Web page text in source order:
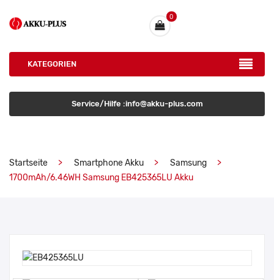
0
KATEGORIEN
Service/Hilfe :info@akku-plus.com
Startseite Smartphone Akku
Samsung
1700mAh/6.46WH Samsung EB425365LU Akku